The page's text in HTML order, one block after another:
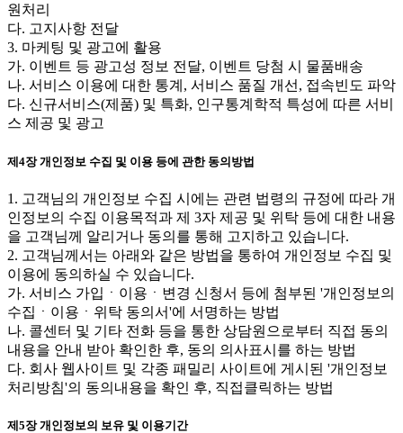
원처리
다. 고지사항 전달
3. 마케팅 및 광고에 활용
가. 이벤트 등 광고성 정보 전달, 이벤트 당첨 시 물품배송
나. 서비스 이용에 대한 통계, 서비스 품질 개선, 접속빈도 파악
다. 신규서비스(제품) 및 특화, 인구통계학적 특성에 따른 서비
스 제공 및 광고
제4장 개인정보 수집 및 이용 등에 관한 동의방법
1. 고객님의 개인정보 수집 시에는 관련 법령의 규정에 따라 개
인정보의 수집 이용목적과 제 3자 제공 및 위탁 등에 대한 내용
을 고객님께 알리거나 동의를 통해 고지하고 있습니다.
2. 고객님께서는 아래와 같은 방법을 통하여 개인정보 수집 및
이용에 동의하실 수 있습니다.
가. 서비스 가입ㆍ이용ㆍ변경 신청서 등에 첨부된 '개인정보의
수집ㆍ이용ㆍ위탁 동의서'에 서명하는 방법
나. 콜센터 및 기타 전화 등을 통한 상담원으로부터 직접 동의
내용을 안내 받아 확인한 후, 동의 의사표시를 하는 방법
다. 회사 웹사이트 및 각종 패밀리 사이트에 게시된 '개인정보
처리방침'의 동의내용을 확인 후, 직접클릭하는 방법
제5장 개인정보의 보유 및 이용기간